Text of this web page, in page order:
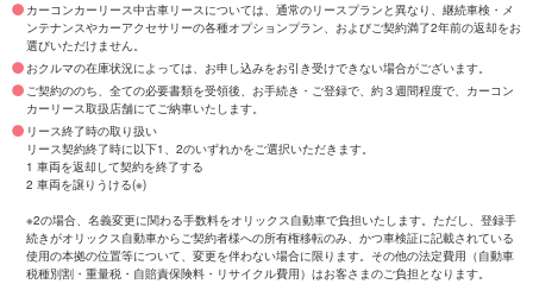
カーコンカーリース中古車リースについては、通常のリースプランと異なり、継続車検・メ
ンテナンスやカーアクセサリーの各種オプションプラン、およびご契約満了2年前の返却をお
選びいただけません。
おクルマの在庫状況によっては、お申し込みをお引き受けできない場合がございます。
ご契約ののち、全ての必要書類を受領後、お手続き・ご登録で、約３週間程度で、カーコン
カーリース取扱店舗にてご納車いたします。
リース終了時の取り扱い
リース契約終了時に以下1、2のいずれかをご選択いただきます。
1 車両を返却して契約を終了する
2 車両を譲りうける(※)
※2の場合、名義変更に関わる手数料をオリックス自動車で負担いたします。ただし、登録手
続きがオリックス自動車からご契約者様への所有権移転のみ、かつ車検証に記載されている
使用の本拠の位置等について、変更を伴わない場合に限ります。その他の法定費用（自動車
税種別割・重量税・自賠責保険料・リサイクル費用）はお客さまのご負担となります。